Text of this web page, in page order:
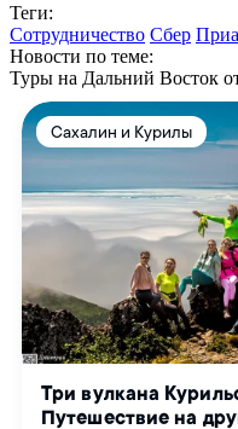
Теги:
Сотрудничество Сбер
Новости по теме:
Туры на Дальний Восток